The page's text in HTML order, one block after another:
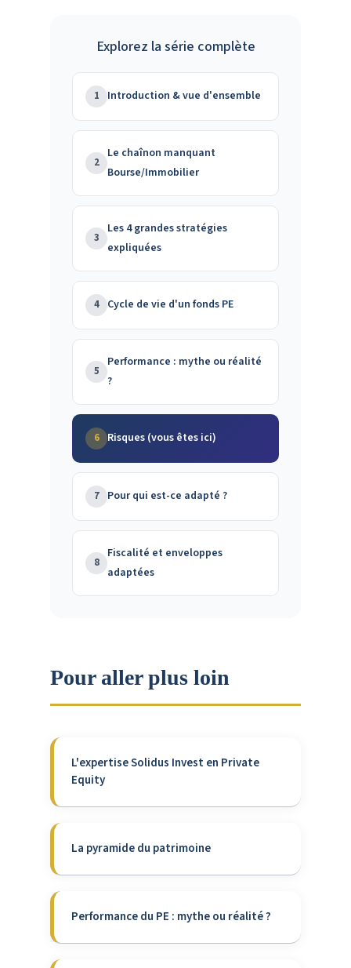
Explorez la série complète
1 Introduction & vue d'ensemble
2
Le chaînon manquant
Bourse/Immobilier
3
Les 4 grandes stratégies
expliquées
4 Cycle de vie d'un fonds PE
5
Performance : mythe ou réalité
?
6 Risques (vous êtes ici)
7 Pour qui est-ce adapté ?
8
Fiscalité et enveloppes
adaptées
Pour aller plus loin
L'expertise Solidus Invest en Private
Equity
La pyramide du patrimoine
Performance du PE : mythe ou réalité ?